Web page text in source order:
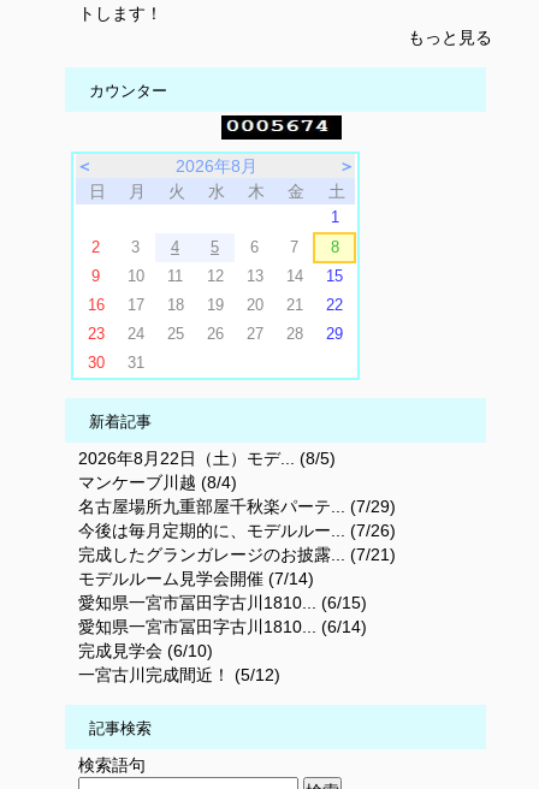
トします！
もっと見る
カウンター
＜ 2026年8月
＞
日
月 火 水 木 金 土
1
2
3 4 5 6 7
8
9
10 11 12 13 14
15
16
17 18 19 20 21
22
23
24 25 26 27 28
29
30
31
新着記事
2026年8月22日（土）モデ... (8/5)
マンケーブ川越 (8/4)
名古屋場所九重部屋千秋楽パーテ... (7/29)
今後は毎月定期的に、モデルルー... (7/26)
完成したグランガレージのお披露... (7/21)
モデルルーム見学会開催 (7/14)
愛知県一宮市冨田字古川1810... (6/15)
愛知県一宮市冨田字古川1810... (6/14)
完成見学会 (6/10)
一宮古川完成間近！ (5/12)
記事検索
検索語句